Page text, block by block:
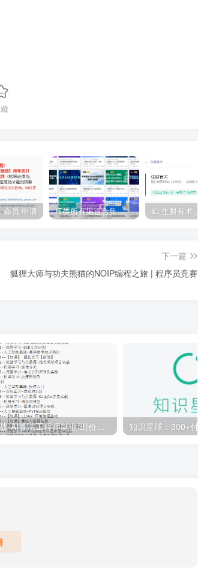
会员 申请 IT类所有渠道合集 持续日更，目前近四千多条资源 年费用户微信私信获取权限
下一篇
狐狸大师与功夫熊猫的NOIP编程之旅 | 程序员竞赛
百战-AI算法工程师就业班|价值18980元|冲击百万年薪|完结无秘